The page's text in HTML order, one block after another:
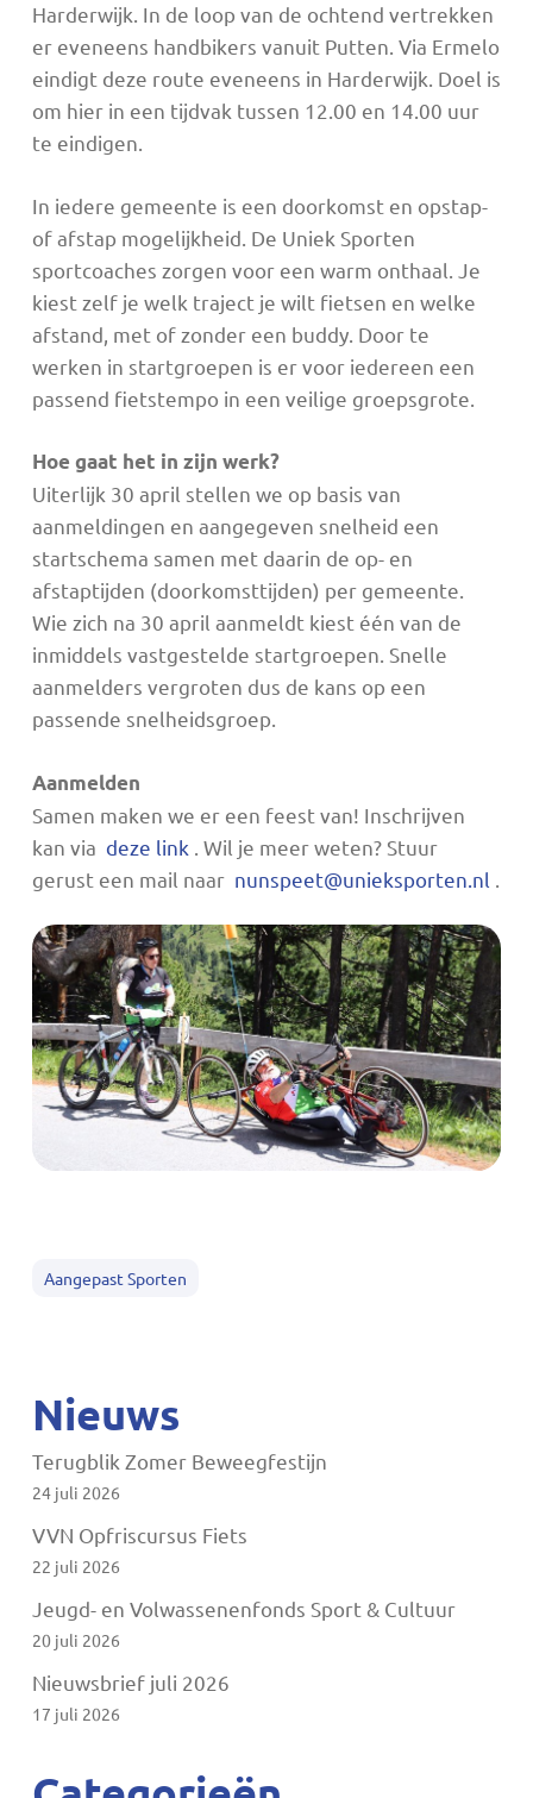
Harderwijk. In de loop van de ochtend vertrekken
er eveneens handbikers vanuit Putten. Via Ermelo
eindigt deze route eveneens in Harderwijk. Doel is
om hier in een tijdvak tussen 12.00 en 14.00 uur
te eindigen.
In iedere gemeente is een doorkomst en opstap-
of afstap mogelijkheid. De Uniek Sporten
sportcoaches zorgen voor een warm onthaal. Je
kiest zelf je welk traject je wilt fietsen en welke
afstand, met of zonder een buddy. Door te
werken in startgroepen is er voor iedereen een
passend fietstempo in een veilige groepsgrote.
Hoe gaat het in zijn werk?
Uiterlijk 30 april stellen we op basis van
aanmeldingen en aangegeven snelheid een
startschema samen met daarin de op- en
afstaptijden (doorkomsttijden) per gemeente.
Wie zich na 30 april aanmeldt kiest één van de
inmiddels vastgestelde startgroepen. Snelle
aanmelders vergroten dus de kans op een
passende snelheidsgroep.
Aanmelden
Samen maken we er een feest van! Inschrijven
kan via deze link . Wil je meer weten? Stuur
gerust een mail naar nunspeet@unieksporten.nl
Aangepast Sporten
Nieuws
Terugblik Zomer Beweegfestijn
24 juli 2026
VVN Opfriscursus Fiets
22 juli 2026
Jeugd- en Volwassenenfonds Sport & Cultuur
20 juli 2026
Nieuwsbrief juli 2026
17 juli 2026